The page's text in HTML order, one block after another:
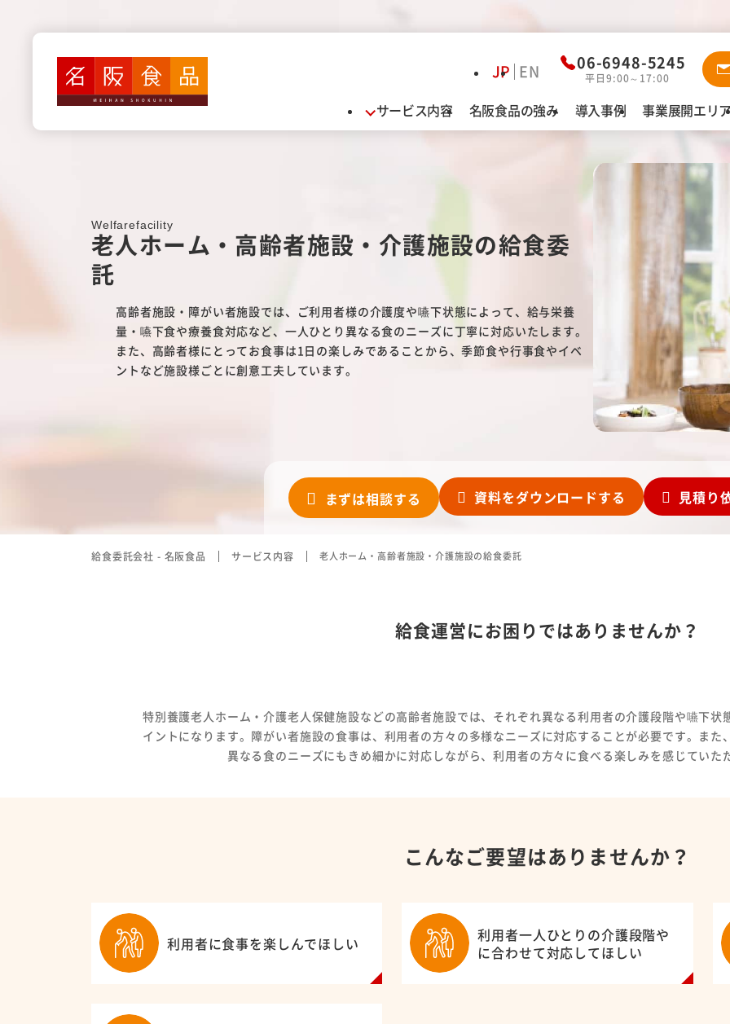
JP EN 06-6948-5245
平日9:00～17:00
サービス内容 名阪食品の強み 導入事例 事業展開エリ
Welfarefacility
老人ホーム・高齢者施設・介護施設の給食委
託
高齢者施設・障がい者施設では、ご利用者様の介護度や嚥下状態によって、給与栄養
量・嚥下食や療養食対応など、一人ひとり異なる食のニーズに丁寧に対応いたします。
また、高齢者様にとってお食事は1日の楽しみであることから、季節食や行事食やイベ
ントなど施設様ごとに創意工夫しています。
まずは相談する 資料をダウンロードする 見積り
カフェテリア(社員食堂・寮）
業態別お悩み解決
認定こども園・保育園・幼稚園
特別養護老人ホーム・介護老人保健施設
障がい者施設
カフェテリア（社員食堂・寮）
名
危機管理体制について
衛生管理室による検査
仕事紹介
社員インタビュー
会社情報
会社概要
沿革
よく
から
サイトマップ 個人情報保護方針 免責事項
給食委託会社 - 名阪食品 サービス内容 老人ホーム・高齢者施設・介護施設の給食委託
給食運営にお困りではありませんか？
特別養護老人ホーム・介護老人保健施設などの高齢者施設では、それぞれ異なる利用者の介護段階や嚥下
イントになります。障がい者施設の食事は、利用者の方々の多様なニーズに対応することが必要です。ま
異なる食のニーズにもきめ細かに対応しながら、利用者の方々に食べる楽しみを感じていた
こんなご要望はありませんか？
利用者に食事を楽しんでほしい
利用者一人ひとりの介護段階や
に合わせて対応してほしい